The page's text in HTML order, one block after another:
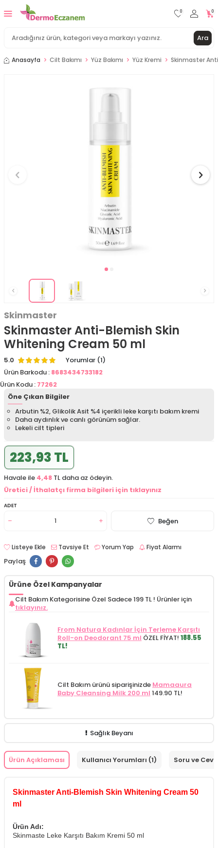
Ara
0 0
Anasayfa Cilt Bakımı Yüz Bakımı Yüz Kremi Skinmaster
Skinmaster
Skinmaster Anti-Blemish Skin
Whitening Cream 50 ml
5.0
Yorumlar (1)
Ürün Barkodu : 8683434733182
Ürün Kodu : 77262
Öne Çıkan Bilgiler
Arbutin %2, Glikolik Asit %4 içerikli leke karşıtı bakım kremi
Daha aydınlık ve canlı görünüm sağlar.
Lekeli cilt tipleri
223,93 TL
Havale ile 4,48 TL daha az ödeyin.
Üretici / İthalatçı firma bilgileri için tıklayınız
ADET
Beğen
Listeye Ekle Tavsiye Et Yorum Yap Fiyat Alarmı
Paylaş
Ürüne Özel Kampanyalar
Cilt Bakım Kategorisine Özel Sadece 199 TL ! Ürünler için
tıklayınız.
From Natura Kadınlar İçin Terleme Karşıtı
Roll-on Deodorant 75 ml ÖZEL FİYAT! 188.55
TL!
Cilt Bakım ürünü siparişinizde Mamaaura
Baby Cleansing Milk 200 ml 149.90 TL!
Sağlık Beyanı
Ürün Açıklaması Kullanıcı Yorumları (1) Soru ve
Skinmaster Anti-Blemish Skin Whitening Cream 50
ml
Ürün Adı:
Skinmaste Leke Karşıtı Bakım Kremi 50 ml